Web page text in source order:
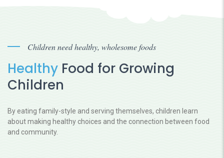
Children need healthy, wholesome foods
Healthy Food for Growing
Children
By eating family-style and serving themselves, children learn
about making healthy choices and the connection between food
and community.